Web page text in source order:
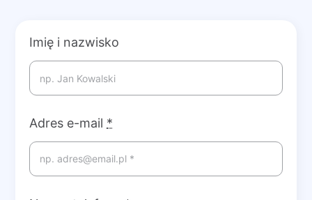
Imię i nazwisko
Adres e-mail *